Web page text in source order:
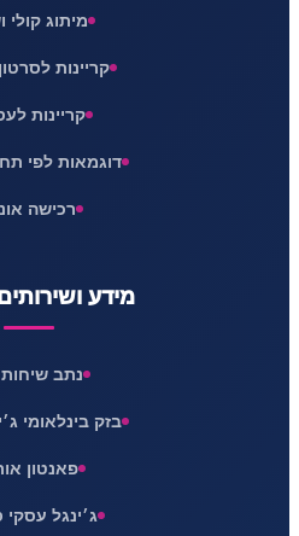
מיתוג קולי
קריינות
קריינות
דוגמאות לפי
רכישה
מידע
נתב
בזק בינלאומי
פאנטון
ג׳ינגל עסקי